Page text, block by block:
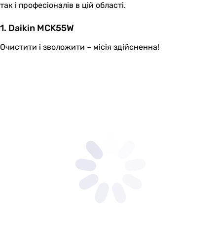
так і професіоналів в цій області.
1. Daikin MCK55W
Очистити і зволожити – місія здійсненна!